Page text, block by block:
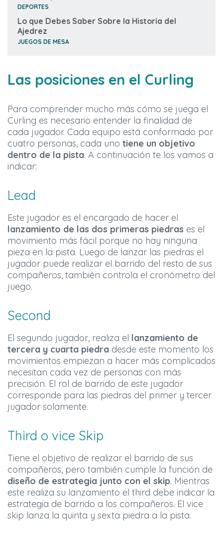
DEPORTES
Lo que Debes Saber Sobre la Historia del
Ajedrez
JUEGOS DE MESA
Las posiciones en el Curling
Para comprender mucho más cómo se juega el
Curling es necesario entender la finalidad de
cada jugador. Cada equipo está conformado por
cuatro personas, cada uno tiene un objetivo
dentro de la pista. A continuación te los vamos a
indicar:
Lead
Este jugador es el encargado de hacer el
lanzamiento de las dos primeras piedras es el
movimiento más fácil porque no hay ninguna
pieza en la pista. Luego de lanzar las piedras el
jugador puede realizar el barrido del resto de sus
compañeros, también controla el cronómetro del
juego.
Second
El segundo jugador, realiza el lanzamiento de
tercera y cuarta piedra desde este momento los
movimientos empiezan a hacer más complicados
necesitan cada vez de personas con más
precisión. El rol de barrido de este jugador
corresponde para las piedras del primer y tercer
jugador solamente.
Third o vice Skip
Tiene el objetivo de realizar el barrido de sus
compañeros, pero también cumple la función de
diseño de estrategia junto con el skip. Mientras
este realiza su lanzamiento el third debe indicar la
estrategia de barrido a los compañeros. El vice
skip lanza la quinta y sexta piedra a la pista.